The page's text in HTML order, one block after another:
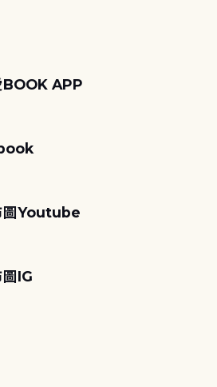
BOOK APP
圖Youtube
IG